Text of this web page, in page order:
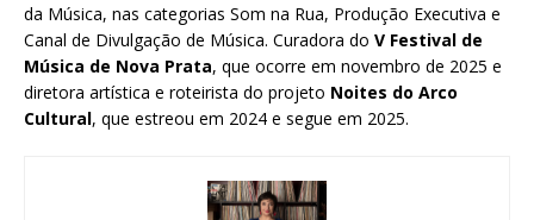
da Música, nas categorias Som na Rua, Produção Executiva e
Canal de Divulgação de Música. Curadora do V Festival de
Música de Nova Prata, que ocorre em novembro de 2025 e
diretora artística e roteirista do projeto Noites do Arco
Cultural, que estreou em 2024 e segue em 2025.